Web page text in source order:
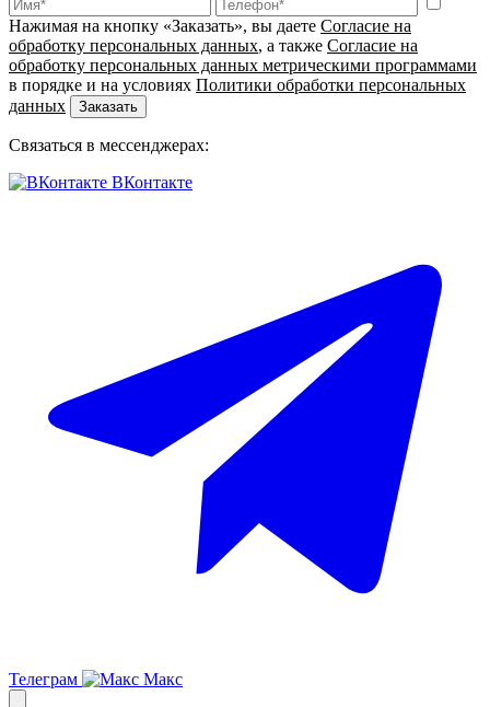
Нажимая на кнопку «Заказать», вы даете Согласие на
обработку персональных данных, а также Согласие на
обработку персональных данных метрическими программами
в порядке и на условиях Политики обработки персональных
данных
Заказать
Связаться в мессенджерах:
ВКонтакте
Телеграм Макс